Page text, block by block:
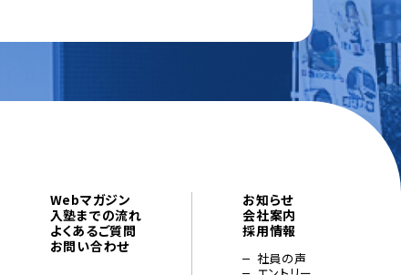
Webマガジン
入塾までの流れ
よくあるご質問
お問い合わせ
お知らせ
会社案内
採用情報
社員の声